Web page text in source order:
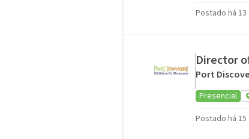
Postado há 13
Director
Port
Presencial
Postado há 15